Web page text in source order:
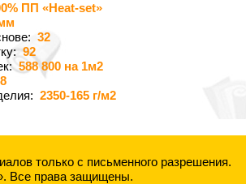
ПП «Heat-set»
32
92
588 800 на 1м2
8
2350-165 г/м2
только с письменного разрешения.
Все права защищены.